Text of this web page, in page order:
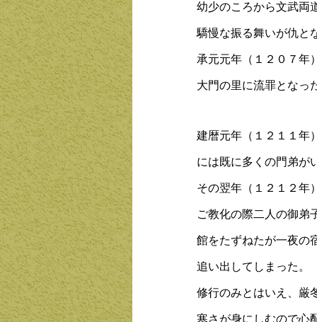
幼少のころから文武両
驕慢な振る舞いが仇と
承元元年（１２０７年
大門の里に流罪となっ
建暦元年（１２１１年
には既に多くの門弟が
その翌年（１２１２年
ご教化の際二人の御弟
館をたずねたが一夜の
追い出してしまった。
修行のみとはいえ、厳
寒さが身にしむので心